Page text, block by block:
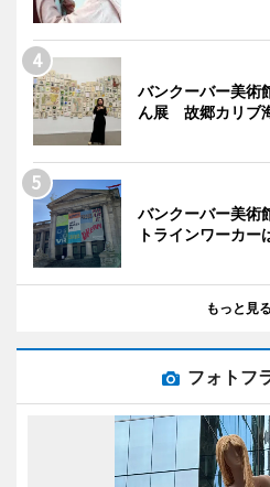
バンクーバー美術
ん展 故郷カリブ
バンクーバー美
トラインワーカー
もっと見る
フォトフ